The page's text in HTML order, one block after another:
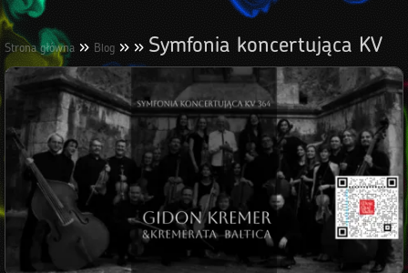
Strona główna » Blog » » Symfonia koncertująca KV
364